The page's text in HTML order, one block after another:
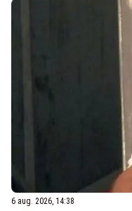
6 aug. 2026, 14:38